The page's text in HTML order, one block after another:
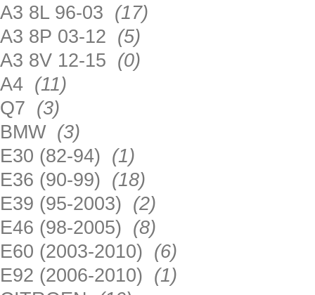
A3 8L 96-03 (17)
A3 8P 03-12 (5)
A3 8V 12-15 (0)
A4 (11)
Q7 (3)
BMW (3)
E30 (82-94) (1)
E36 (90-99) (18)
E39 (95-2003) (2)
E46 (98-2005) (8)
E60 (2003-2010) (6)
E92 (2006-2010) (1)